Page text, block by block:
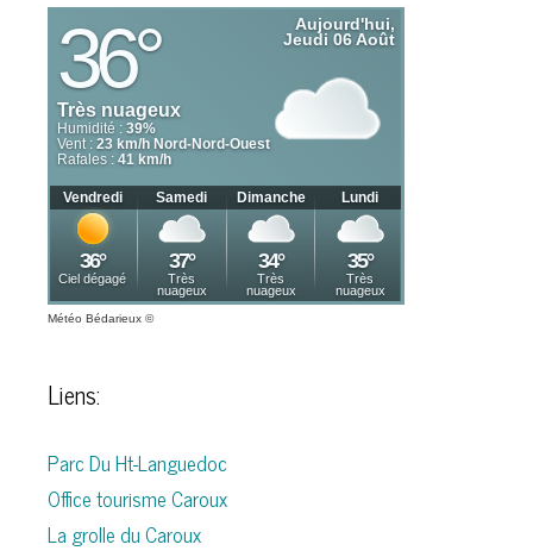
Météo Bédarieux ©
Liens:
Parc Du Ht-Languedoc
Office tourisme Caroux
La grolle du Caroux